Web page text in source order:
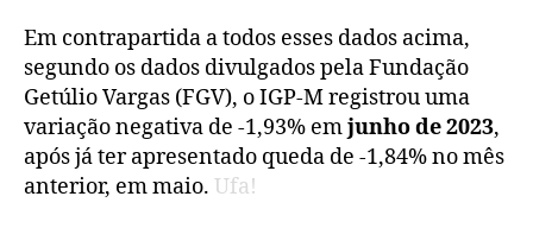
Em contrapartida a todos esses dados acima,
segundo os dados divulgados pela Fundação
Getúlio Vargas (FGV), o IGP-M registrou uma
variação negativa de -1,93% emjunho de 2023,
após já ter apresentado queda de -1,84% no mês
anterior, em maio. Ufa!